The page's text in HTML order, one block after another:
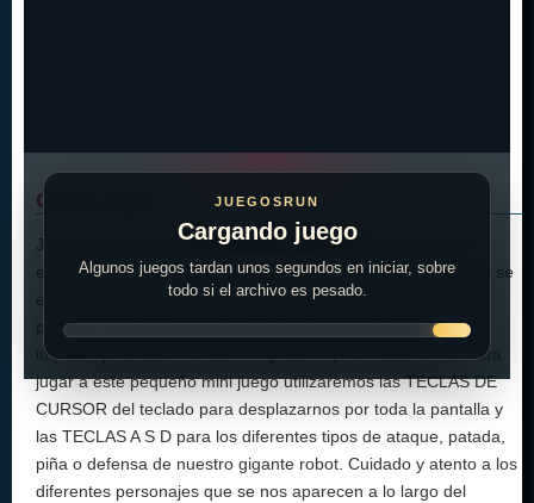
JUEGOSRUN
Cargando juego
Algunos juegos tardan unos segundos en iniciar, sobre
todo si el archivo es pesado.
Cómo jugar:
Juego de pelea con robots donde deberemos controlar al
engendro que hay del lado izquierdo de la pantalla para que se
enfrente con todos los enemigos que puedan aparecer por
pantalla, de esta manera podremos avanzar en el terreno e
impedir que los furiosos enemigos conquisten el mundo. Para
jugar a este pequeño mini juego utilizaremos las TECLAS DE
CURSOR del teclado para desplazarnos por toda la pantalla y
las TECLAS A S D para los diferentes tipos de ataque, patada,
piña o defensa de nuestro gigante robot. Cuidado y atento a los
diferentes personajes que se nos aparecen a lo largo del